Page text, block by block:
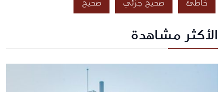
خاطئ صحيح جزئي صحيح
الأكثر مشاهدة